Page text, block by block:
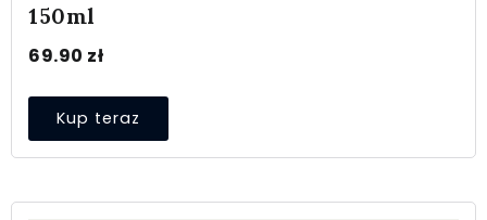
150ml
69.90 zł
Kup teraz